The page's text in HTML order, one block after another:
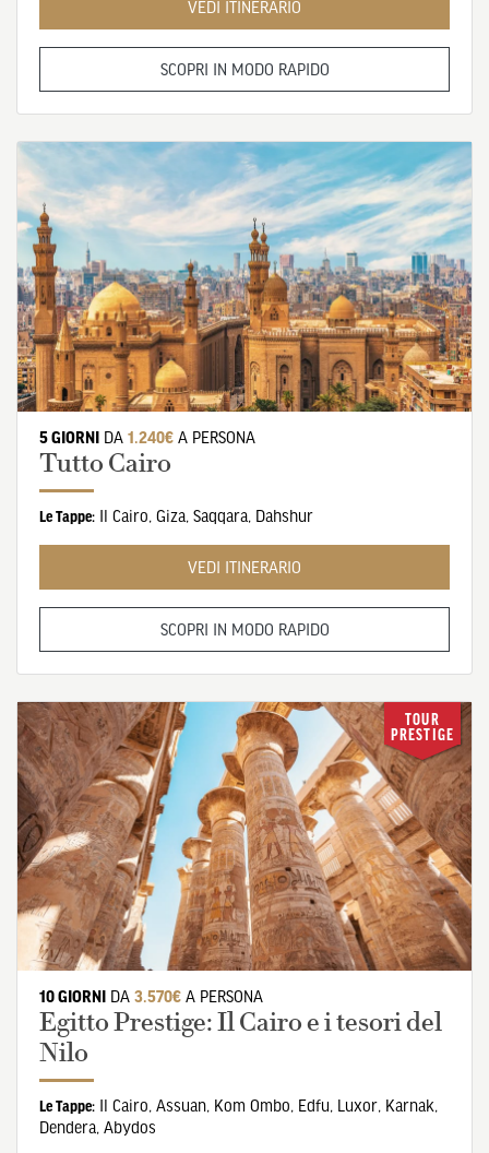
VEDI ITINERARIO
SCOPRI IN MODO RAPIDO
5 GIORNI DA 1.240€ A PERSONA
Tutto Cairo
Le Tappe: Il Cairo Giza, Saqqara, Dahshur
VEDI ITINERARIO
SCOPRI IN MODO RAPIDO
TOUR
PRESTIGE
10 GIORNI DA 3.570€ A PERSONA
Egitto Prestige: Il Cairo e i tesori del
Nilo
Le Tappe: Il Cairo, Assuan, Kom Ombo, Edfu, Luxor, Karnak,
Dendera, Abydos